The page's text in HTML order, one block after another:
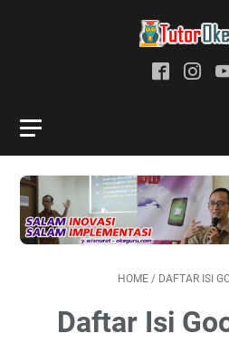
HOME / DAFTAR ISI
Daftar Isi